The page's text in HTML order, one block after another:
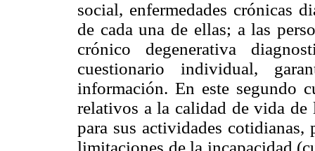
social, enfermedades crónicas
de cada una de ellas; a las
crónico degenerativa
cuestionario individual,
información. En este segundo
relativos a la calidad de vida de
para sus actividades cotidianas,